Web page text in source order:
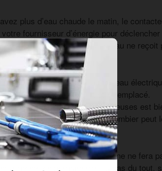
plus d’eau chaude le matin, le
fournisseur d’énergie pour déclencher
est défaillant, votre chauffe-eau ne reçoit
1 » sur le contacteur au tableau
AUTO, le contacteur doit être remplacé.
déclenchement des heures creuses est
un électricien ou un plombier peut
eau. Un contacteur en panne ne fera
alimenté en permanence ou pas du tout,